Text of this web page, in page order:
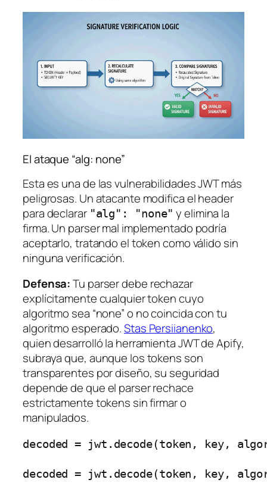
El ataque “alg: none”
Esta es una de las vulnerabilidades JWT más
peligrosas. Un atacante modifica el header
para declarar "alg": "none" y elimina la
firma. Un parser mal implementado podría
aceptarlo, tratando el token como válido sin
ninguna verificación.
Defensa:Tu parser debe rechazar
explícitamente cualquier token cuyo
algoritmo sea “none” o no coincida con tu
algoritmo esperado.Stas Persiianenko,
quien desarrolló la herramienta JWT de Apify,
subraya que, aunque los tokens son
transparentes por diseño, su seguridad
depende de que el parser rechace
estrictamente tokens sin firmar o
manipulados.
decoded = jwt.decode(token, key,